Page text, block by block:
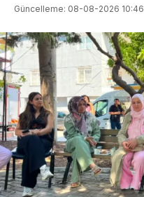
Güncelleme: 08-08-2026 10:46